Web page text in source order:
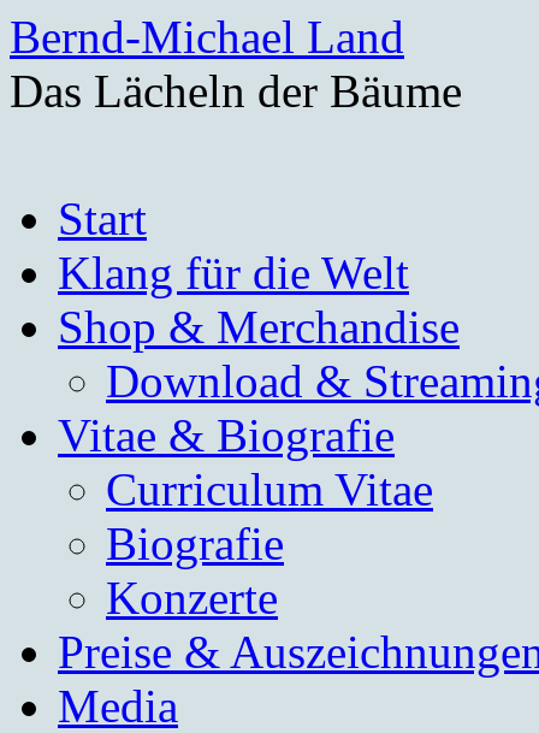
Bernd-Michael Land
Das Lächeln der Bäume
Inhalt
springenStart
Klang für die Welt
Shop & Merchandise
Download &
Vitae & Biografie
Curriculum Vitae
Biografie
Konzerte
Preise &
Media